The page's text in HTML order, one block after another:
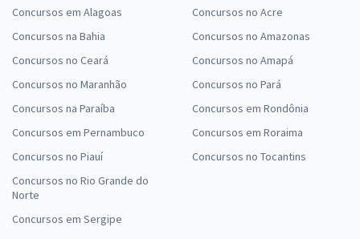
Concursos em Alagoas
Concursos na Bahia
Concursos no Ceará
Concursos no Maranhão
Concursos na Paraíba
Concursos em Pernambuco
Concursos no Piauí
Concursos no Rio Grande do
Norte
Concursos em Sergipe
Concursos no Acre
Concursos no Amazonas
Concursos no Amapá
Concursos no Pará
Concursos em Rondônia
Concursos em Roraima
Concursos no Tocantins